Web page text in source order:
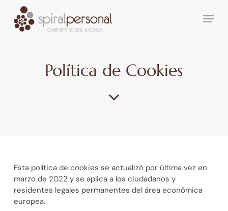
main
Menu
Política de Cookies
Esta política de cookies se actualizó por última vez en
marzo de 2022 y se aplica a los ciudadanos y
residentes legales permanentes del área económica
europea.